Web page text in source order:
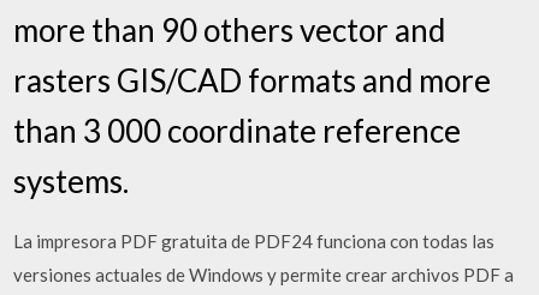
more than 90 others vector and
rasters GIS/CAD formats and more
than 3 000 coordinate reference
systems.
La impresora PDF gratuita de PDF24 funciona con todas las
versiones actuales de Windows y permite crear archivos PDF a